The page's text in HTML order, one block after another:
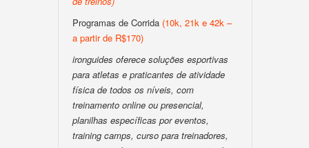
Programas de Corrida (10k, 21k e 42k –
a partir de R$170)
ironguides oferece soluções esportivas
para atletas e praticantes de atividade
física de todos os níveis, com
treinamento online ou presencial,
planilhas específicas por eventos,
training camps, curso para treinadores,